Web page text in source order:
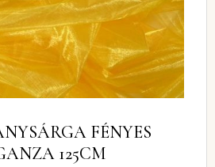
FÉNYES
125CM